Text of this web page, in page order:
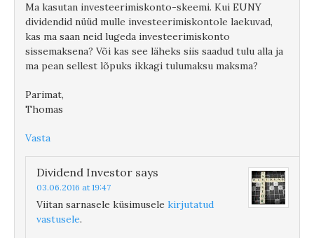
Ma kasutan investeerimiskonto-skeemi. Kui EUNY
dividendid nüüd mulle investeerimiskontole laekuvad,
kas ma saan neid lugeda investeerimiskonto
sissemaksena? Või kas see läheks siis saadud tulu alla ja
ma pean sellest lõpuks ikkagi tulumaksu maksma?
Parimat,
Thomas
Vasta
Dividend Investor says
03.06.2016 at 19:47
Viitan sarnasele küsimusele kirjutatud
vastusele.